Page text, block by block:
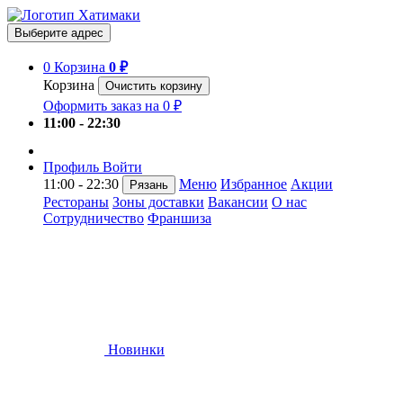
Выберите адрес
0 Корзина 0 ₽
Корзина
Очистить корзину
Оформить заказ на 0 ₽
11:00 - 22:30
Профиль Войти
11:00 - 22:30
Рязань Меню Избранное Акции
Рестораны Зоны доставки Вакансии О нас
Сотрудничество Франшиза
Новинки